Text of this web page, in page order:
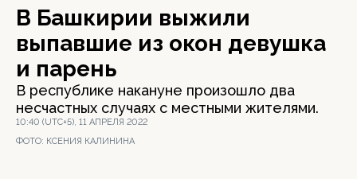
В Башкирии выжили
выпавшие из окон девушка
и парень
В республике накануне произошло два
несчастных случаях с местными жителями.
10:40 (UTC+5), 11 АПРЕЛЯ 2022
ФОТО: КСЕНИЯ КАЛИНИНА